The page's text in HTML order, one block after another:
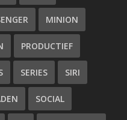
MINION
PRODUCTIEF
SERIES SIRI
SOCIAL